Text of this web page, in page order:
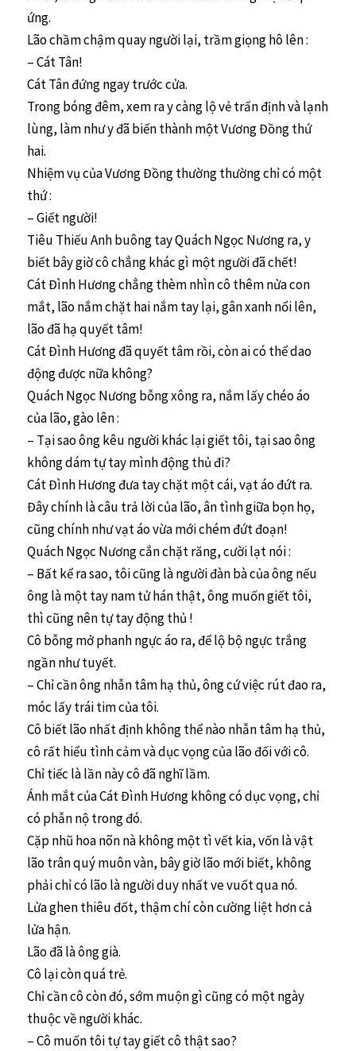
ứng.
Lão chầm chậm quay người lại, trầm giọng hô lên :
– Cát Tân!
Cát Tân đứng ngay trước cửa.
Trong bóng đêm, xem ra y càng lộ vẻ trấn định và lạnh
lùng, làm như y đã biến thành một Vương Đồng thứ
hai.
Nhiệm vụ của Vương Đồng thường thường chỉ có một
thứ :
– Giết người!
Tiêu Thiếu Anh buông tay Quách Ngọc Nương ra, y
biết bây giờ cô chẳng khác gì một người đã chết!
Cát Đình Hương chẳng thèm nhìn cô thêm nửa con
mắt, lão nắm chặt hai nắm tay lại, gân xanh nổi lên,
lão đã hạ quyết tâm!
Cát Đình Hương đã quyết tâm rồi, còn ai có thể dao
động được nữa không?
Quách Ngọc Nương bỗng xông ra, nắm lấy chéo áo
của lão, gào lên :
– Tại sao ông kêu người khác lại giết tôi, tại sao ông
không dám tự tay mình động thủ đi?
Cát Đình Hương đưa tay chặt một cái, vạt áo đứt ra.
Đây chính là câu trả lời của lão, ân tình giữa bọn họ,
cũng chính như vạt áo vừa mới chém đứt đoạn!
Quách Ngọc Nương cắn chặt răng, cười lạt nói :
– Bất kể ra sao, tôi cũng là người đàn bà của ông nếu
ông là một tay nam tử hán thật, ông muốn giết tôi,
thì cũng nên tự tay động thủ !
Cô bỗng mở phanh ngực áo ra, để lộ bộ ngực trắng
ngần như tuyết.
– Chỉ cần ông nhẫn tâm hạ thủ, ông cứ việc rút đao ra,
móc lấy trái tim của tôi.
Cô biết lão nhất định không thể nào nhẫn tâm hạ thủ,
cô rất hiểu tình cảm và dục vọng của lão đối với cô.
Chỉ tiếc là lần này cô đã nghĩ lầm.
Ánh mắt của Cát Đình Hương không có dục vọng, chỉ
có phẫn nộ trong đó.
Cặp nhũ hoa nõn nà không một tì vết kia, vốn là vật
lão trân quý muôn vàn, bây giờ lão mới biết, không
phải chỉ có lão là người duy nhất ve vuốt qua nó.
Lửa ghen thiêu đốt, thậm chí còn cường liệt hơn cả
lửa hận.
Lão đã là ông già.
Cô lại còn quá trẻ.
Chỉ cần cô còn đó, sớm muộn gì cũng có một ngày
thuộc về người khác.
– Cô muốn tôi tự tay giết cô thật sao?